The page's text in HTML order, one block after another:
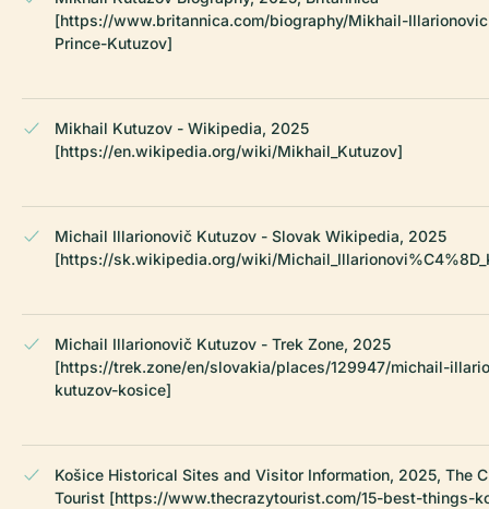
[https://www.britannica.com/biography/Mikhail-
Prince-Kutuzov]
Mikhail Kutuzov - Wikipedia, 2025
[https://en.wikipedia.org/wiki/Mikhail_Kutuzov]
Michail Illarionovič Kutuzov - Slovak Wikipedia, 2025
[https://sk.wikipedia.org/wiki/
Michail Illarionovič Kutuzov - Trek Zone, 2025
[https://trek.zone/en/slovakia/places/129947/michail-
kutuzov-kosice]
Košice Historical Sites and Visitor Information, 2025, The
Tourist [https://www.thecrazytourist.com/15-best-things-